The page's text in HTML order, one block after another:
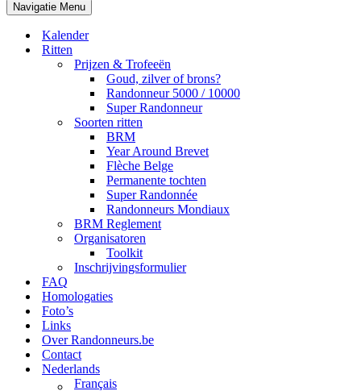
Navigatie Menu
Kalender
Ritten
Prijzen & Trofeeën
Goud, zilver of brons?
Randonneur 5000 / 10000
Super Randonneur
Soorten ritten
BRM
Year Around Brevet
Flèche Belge
Permanente tochten
Super Randonnée
Randonneurs Mondiaux
BRM Reglement
Organisatoren
Toolkit
Inschrijvingsformulier
FAQ
Homologaties
Foto’s
Links
Over Randonneurs.be
Contact
Nederlands
Français